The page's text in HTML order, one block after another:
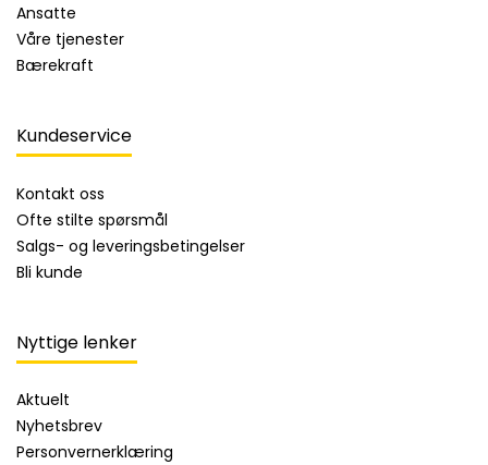
Ansatte
Våre tjenester
Bærekraft
Kundeservice
Kontakt oss
Ofte stilte spørsmål
Salgs- og leveringsbetingelser
Bli kunde
Nyttige lenker
Aktuelt
Nyhetsbrev
Personvernerklæring